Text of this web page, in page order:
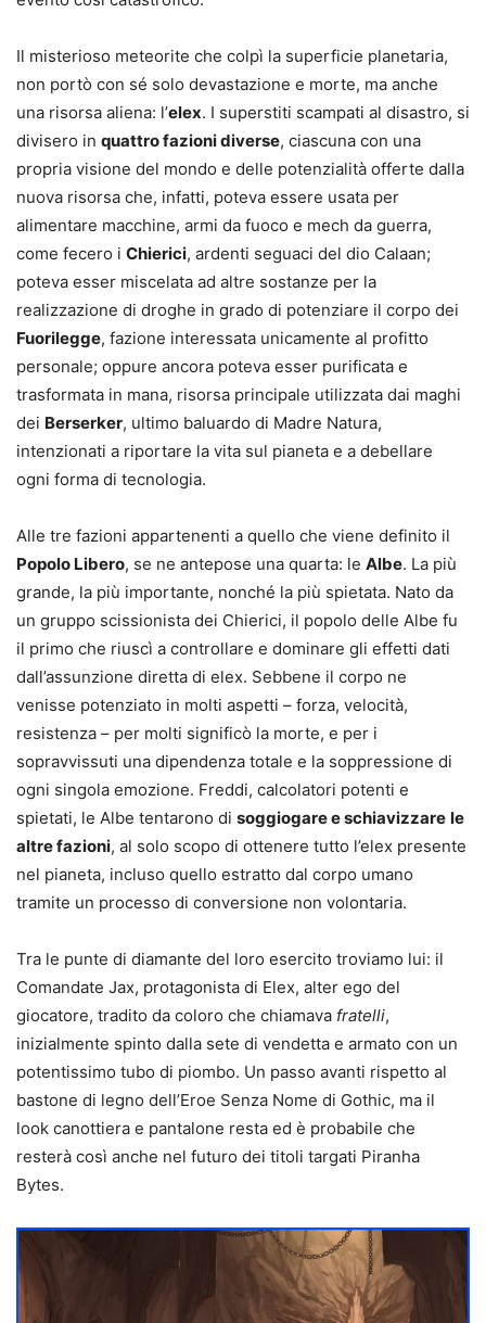
Il misterioso meteorite che colpì la superficie planetaria,
non portò con sé solo devastazione e morte, ma anche
una risorsa aliena: l’elex. I superstiti scampati al disastro, si
divisero in quattro fazioni diverse, ciascuna con una
propria visione del mondo e delle potenzialità offerte dalla
nuova risorsa che, infatti, poteva essere usata per
alimentare macchine, armi da fuoco e mech da guerra,
come fecero i Chierici, ardenti seguaci del dio Calaan;
poteva esser miscelata ad altre sostanze per la
realizzazione di droghe in grado di potenziare il corpo dei
Fuorilegge, fazione interessata unicamente al profitto
personale; oppure ancora poteva esser purificata e
trasformata in mana, risorsa principale utilizzata dai maghi
dei Berserker, ultimo baluardo di Madre Natura,
intenzionati a riportare la vita sul pianeta e a debellare
ogni forma di tecnologia.
Alle tre fazioni appartenenti a quello che viene definito il
Popolo Libero, se ne antepose una quarta: le Albe. La più
grande, la più importante, nonché la più spietata. Nato da
un gruppo scissionista dei Chierici, il popolo delle Albe fu
il primo che riuscì a controllare e dominare gli effetti dati
dall’assunzione diretta di elex. Sebbene il corpo ne
venisse potenziato in molti aspetti – forza, velocità,
resistenza – per molti significò la morte, e per i
sopravvissuti una dipendenza totale e la soppressione di
ogni singola emozione. Freddi, calcolatori potenti e
spietati, le Albe tentarono di soggiogare e schiavizzare le
altre fazioni, al solo scopo di ottenere tutto l’elex presente
nel pianeta, incluso quello estratto dal corpo umano
tramite un processo di conversione non volontaria.
Tra le punte di diamante del loro esercito troviamo lui: il
Comandate Jax, protagonista di Elex, alter ego del
giocatore, tradito da coloro che chiamava fratelli,
inizialmente spinto dalla sete di vendetta e armato con un
potentissimo tubo di piombo. Un passo avanti rispetto al
bastone di legno dell’Eroe Senza Nome di Gothic, ma il
look canottiera e pantalone resta ed è probabile che
resterà così anche nel futuro dei titoli targati Piranha
Bytes.